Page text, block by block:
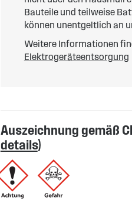
Bauteile und teilweise
können unentgeltlich an
Weitere Informationen
Elektrogeräteentsorgung
Auszeichnung gemäß
details)